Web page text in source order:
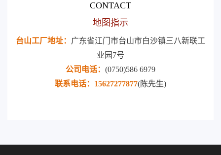
CONTACT
地图指示
台山工厂地址： 广东省江门市台山市白沙镇三八新联工
业园7号
公司电话： (0750)586 6979
联系电话：15627277877(陈先生)